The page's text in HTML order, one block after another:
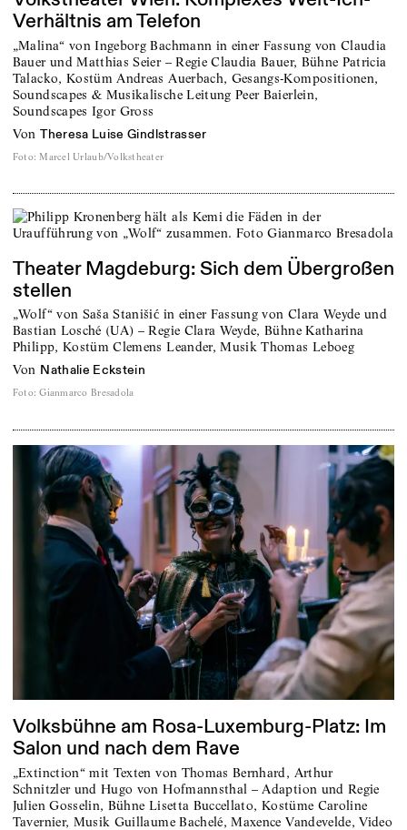
Verhältnis am Telefon
„Malina“ von Ingeborg Bachmann in einer Fassung von Claudia
Bauer und Matthias Seier – Regie Claudia Bauer, Bühne Patricia
Talacko, Kostüm Andreas Auerbach, Gesangs-Kompositionen,
Soundscapes & Musikalische Leitung Peer Baierlein,
Soundscapes Igor Gross
von Theresa Luise Gindlstrasser
Foto: Marcel Urlaub/Volkstheater
Theater Magdeburg: Sich dem Übergroßen
stellen
„Wolf“ von Saša Stanišić in einer Fassung von Clara Weyde und
Bastian Losché (UA) – Regie Clara Weyde, Bühne Katharina
Philipp, Kostüm Clemens Leander, Musik Thomas Leboeg
von Nathalie Eckstein
Foto: Gianmarco Bresadola
Volksbühne am Rosa-Luxemburg-Platz: Im
Salon und nach dem Rave
„Extinction“ mit Texten von Thomas Bernhard, Arthur
Schnitzler und Hugo von Hofmannsthal – Adaption und Regie
Julien Gosselin, Bühne Lisetta Buccellato, Kostüme Caroline
Tavernier, Musik Guillaume Bachelé, Maxence Vandevelde, Video